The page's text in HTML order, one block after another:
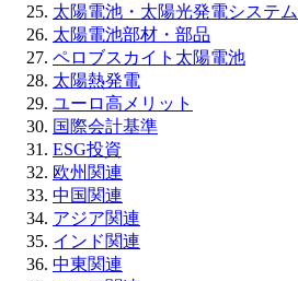
太陽電池・太陽光発電システム
太陽電池部材・部品
ペロブスカイト太陽電池
太陽熱発電
ユーロ高メリット
国際会計基準
ESG投資
欧州関連
中国関連
アジア関連
インド関連
中東関連